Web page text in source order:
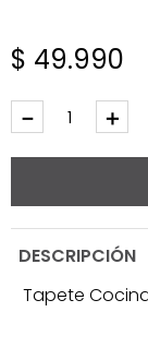
$ 49.990
＋
－
DESCRIPCIÓN
Tapete